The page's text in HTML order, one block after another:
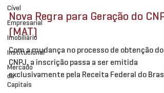
Cível
Empresarial
Imobiliário
Institucional
Mercado
de
Capitais
Nova Regra para Geração do CNPJ
(MAT)
Com a mudança no processo de obtenção do
CNPJ, a inscrição passa a ser emitida
exclusivamente pela Receita Federal do
Essa alteração, prevista na Lei Complementar